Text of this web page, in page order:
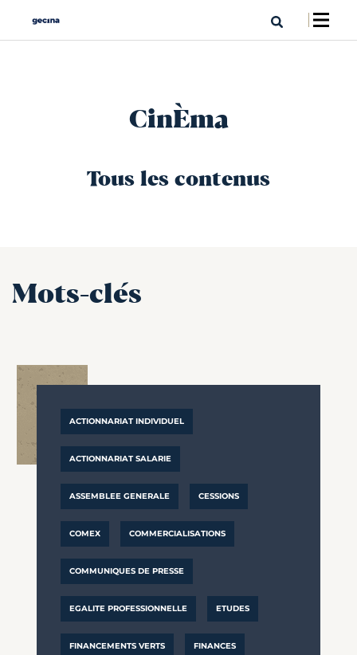
CinÈma
Tous les contenus
Mots-clés
ACTIONNARIAT INDIVIDUEL
ACTIONNARIAT SALARIE
ASSEMBLEE GENERALE CESSIONS
COMEX COMMERCIALISATIONS
COMMUNIQUES DE PRESSE
EGALITE PROFESSIONNELLE ETUDES
FINANCEMENTS VERTS FINANCES